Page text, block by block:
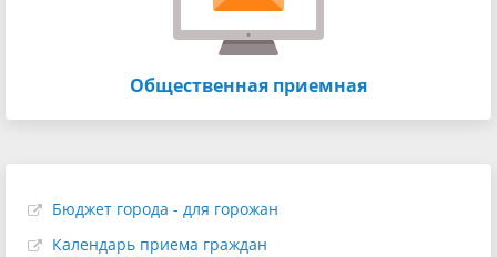
Общественная приемная
Бюджет города - для горожан
Календарь приема граждан